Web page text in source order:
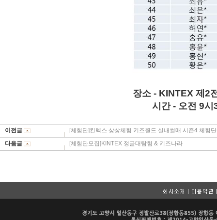
장소 - KINTEX 제2
시간 - 오전 9시
이전글
[체험단]킨텍스 상상체험 키즈월드 실내썰매 시즌4 체험
다음글
[체험단모집]KINTEX 정글대탐험 & 키즈나라